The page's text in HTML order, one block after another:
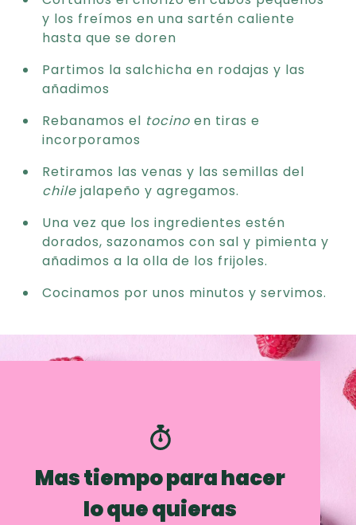
y los freímos en una sartén caliente
hasta que se doren
Partimos la salchicha en rodajas y las
añadimos
Rebanamos el tocino en tiras e
incorporamos
Retiramos las venas y las semillas del
chile jalapeño y agregamos.
Una vez que los ingredientes estén
dorados, sazonamos con sal y pimienta y
añadimos a la olla de los frijoles.
Cocinamos por unos minutos y servimos.
Mas tiempo para hacer
lo que quieras